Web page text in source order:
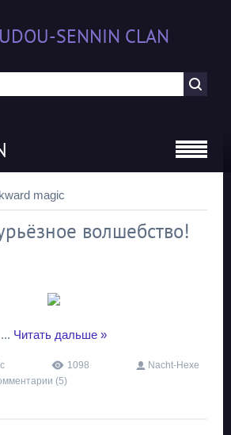
SENNIN CLAN
magic
волшебство!
... Читать дальше »
1098
Nacht-Hexe
(5)